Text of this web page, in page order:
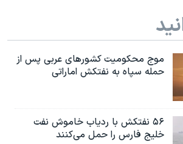
موج محکومیت کشورهای عربی پس از
حمله سپاه به نفتکش اماراتی
۵۶ نفتکش با ردیاب خاموش نفت
خلیج فارس را حمل می‌کنند